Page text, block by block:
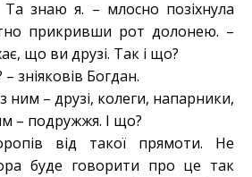
– млосно позіхнула
прикривши рот долонею. –
що ви друзі. Так і що?
Богдан.
– друзі, колеги, напарники,
– подружжя. І що?
від такої прямоти. Не
буде говорити про це так